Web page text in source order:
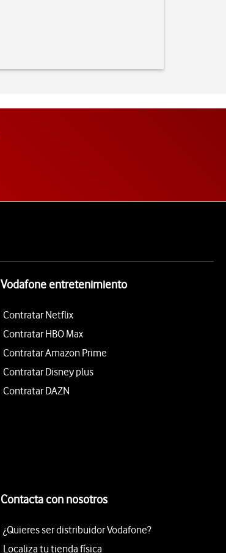
Vodafone entretenimiento
Contratar Netflix
Contratar HBO Max
Contratar Amazon Prime
Contratar Disney plus
Contratar DAZN
Contacta con nosotros
¿Quieres ser distribuidor Vodafone?
Localiza tu tienda física